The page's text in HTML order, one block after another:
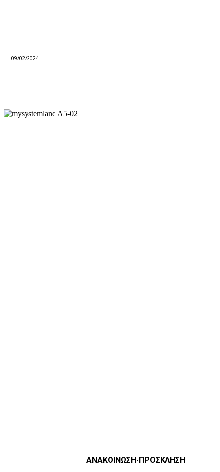
09/02/2024
ΑΝΑΚΟΙΝΩΣΗ-ΠΡΟΣΚΛΗΣΗ